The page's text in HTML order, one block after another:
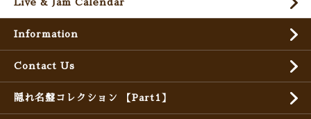
Live & Jam Calendar
Information
Contact Us
隠れ名盤コレクション 【Part1】